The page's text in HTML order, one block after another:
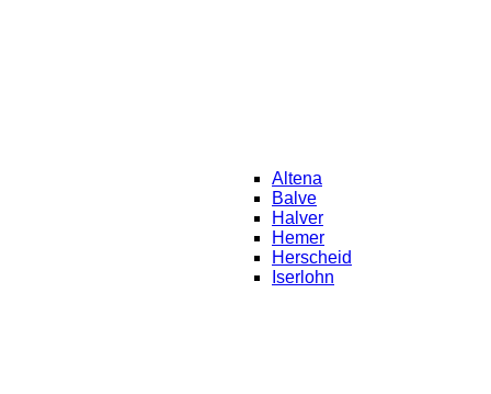
Altena
Balve
Halver
Hemer
Herscheid
Iserlohn